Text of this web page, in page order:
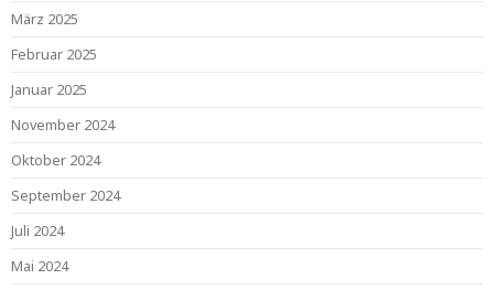
März 2025
Februar 2025
Januar 2025
November 2024
Oktober 2024
September 2024
Juli 2024
Mai 2024